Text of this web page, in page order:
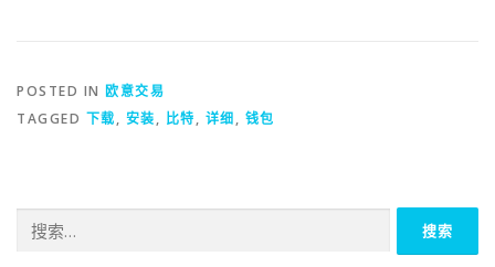
POSTED IN 欧意交易
TAGGED 下载, 安装, 比特, 详细, 钱包
索：